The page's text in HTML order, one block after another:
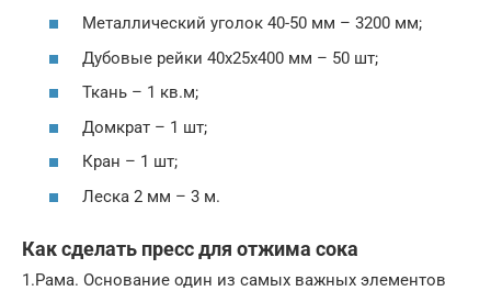
Металлический уголок 40-50 мм – 3200 мм;
Дубовые рейки 40х25х400 мм – 50 шт;
Ткань – 1 кв.м;
Домкрат – 1 шт;
Кран – 1 шт;
Леска 2 мм – 3 м.
Как сделать пресс для отжима сока
1.Рама. Основание один из самых важных элементов